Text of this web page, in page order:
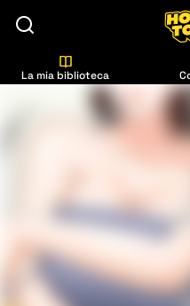
La mia biblioteca